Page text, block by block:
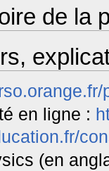
de la
en ligne :
(en